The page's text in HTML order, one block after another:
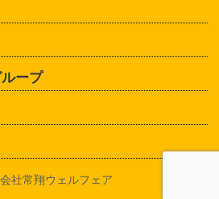
ープ
社常翔ウェルフェア